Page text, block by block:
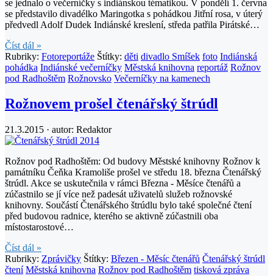
se jednalo o večerníčky s indiánskou tématikou. V pondělí 1. června
se představilo divadélko Maringotka s pohádkou Jitřní rosa, v úterý
předvedl Adolf Dudek Indiánské kreslení, středa patřila Pirátské…
Číst dál »
Rubriky: Fotoreportáže Štítky: děti divadlo Smíšek foto Indiánská
pohádka Indiánské večerníčky Městská knihovna reportáž Rožnov
pod Radhoštěm Rožnovsko Večerníčky na kamenech
Rožnovem prošel čtenářský štrúdl
21.3.2015 · autor: Redaktor
Rožnov pod Radhoštěm: Od budovy Městské knihovny Rožnov k
památníku Čeňka Kramoliše prošel ve středu 18. března Čtenářský
štrúdl. Akce se uskutečnila v rámci Března - Měsíce čtenářů a
zúčastnilo se jí více než padesát uživatelů služeb rožnovské
knihovny. Součástí Čtenářského štrúdlu bylo také společné čtení
před budovou radnice, kterého se aktivně zúčastnili oba
místostarostové…
Číst dál »
Rubriky: Zprávičky Štítky: Březen - Měsíc čtenářů Čtenářský štrúdl
čtení Městská knihovna Rožnov pod Radhoštěm tisková zpráva